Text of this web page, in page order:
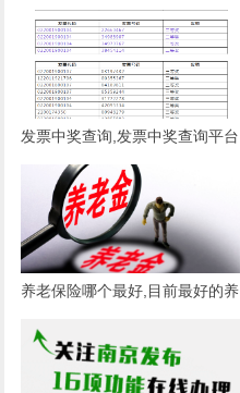
发票中奖查询,发票中奖查询平台
养老保险哪个最好,目前最好的养
老保险